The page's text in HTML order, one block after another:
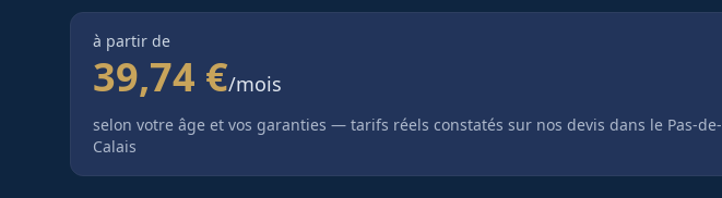
à partir de
39,74 €/mois
selon votre âge et vos garanties — tarifs réels constatés sur nos devis dans le Pas-de-
Calais